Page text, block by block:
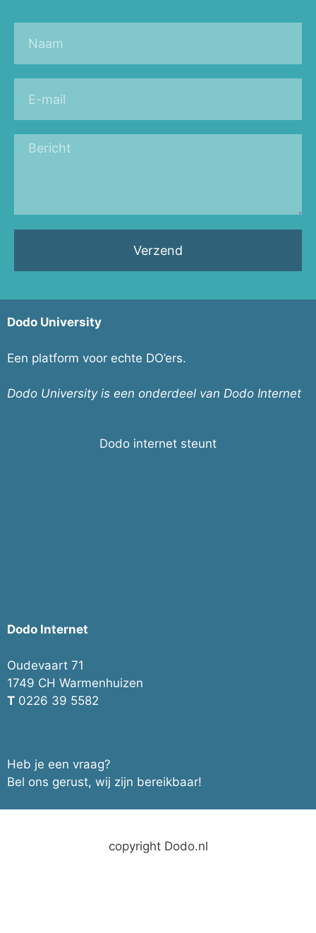
Verzend
Dodo University
Een platform voor echte DO’ers.
Dodo University is een onderdeel van Dodo Internet
Dodo internet steunt
Dodo Internet
Oudevaart 71
1749 CH Warmenhuizen
T 0226 39 5582
Heb je een vraag?
Bel ons gerust, wij zijn bereikbaar!
copyright Dodo.nl